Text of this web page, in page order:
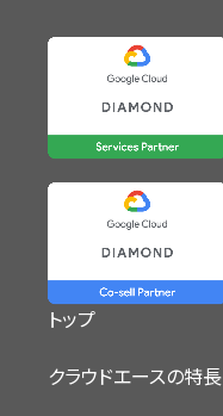
トップ
クラウドエースの特長